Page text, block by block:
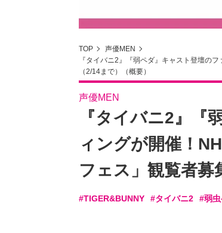
TOP
声優MEN
『タイバニ2』『弱ペダ』キャスト登壇の
（2/14まで）（概要）
声優MEN
『タイバニ2』『
ィングが開催！
フェス」観覧者募
#TIGER&BUNNY #タイバニ2 #弱